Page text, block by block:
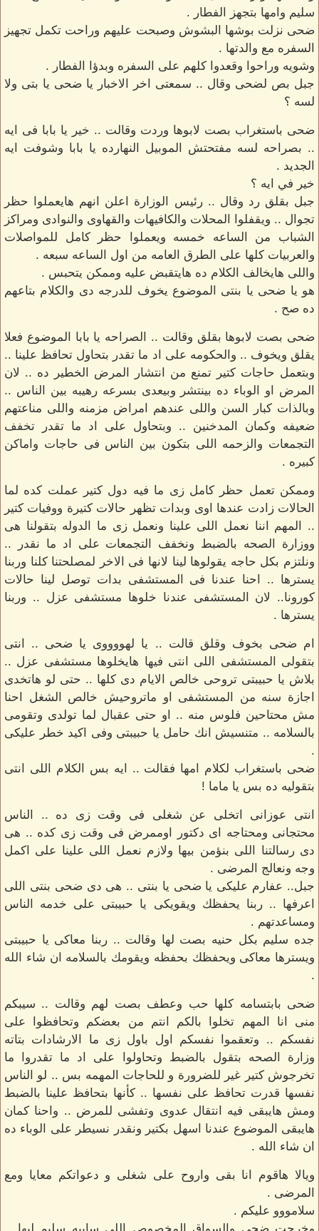
سليم وامها بتجهز الفطار .
ضحى نزلت بوشها البشوش وصبحت عليهم وراحت تكمل تجهيز
السفره مع والدتها .
وشويه وراحوا وقعدوا كلهم على السفره وبدؤا الفطار .
جبل بص لضحى وقال .. سمعتى اخر الاخبار يا ضحى يا بتى ولا
لسه ؟
ضحى باستغراب بصت لابوها وردت وقالت .. خير يا بابا فى ايه
.. بصراحه لسه مفتحتش الموبيل النهارده يا بابا وشوفت ايه
الجديد .
خير في ايه ؟
جبل بقلق رد وقال .. رئيس الوزارة اعلن انهم هايعملوا حظر
تجوال .. ويقفلوا المحلات والكافيهات والقهاوى والنوادى ومراكز
الشباب من الساعه خمسه ويعملوا حظر كامل للمواصلات
والعربيات كلها على الطرق العامه من اول الساعه سبعه .
واللى هايخالف الكلام ده هايتقبض عليه وممكن يتحبس .
هو يا ضحى يا بنتى الموضوع يخوف للدرجه دى والكلام بتاعهم
ده صح .
ضحى بصت لابوها بقلق وقالت .. الصراحه يا بابا الموضوع فعلا
يقلق ويخوف .. والحكومه على اد ما تقدر بتحاول تحافظ علينا ..
وبتعمل حاجات كتير تمنع من انتشار المرض الخطير ده .. لان
المرض او الوباء ده بينتشر وبيعدى بسرعه رهيبه بين الناس ..
وبالذات كبار السن واللى عندهم امراض مزمنه واللى مناعتهم
ضعيفه وكمان المدخنين .. وبتحاول على اد ما تقدر تخفف
التجمعات والزحمه اللى بتكون بين الناس فى حاجات واماكن
كبيره .
وممكن تعمل حظر كامل زى ما فيه دول كتير عملت كده لما
الحالات زادت عندها اوى وبدات تظهر حالات كتيرة ووفيات كتير
.. المهم اننا نعمل اللى علينا ونعمل زى ما الدوله بتقولنا هى
ووزارة الصحه بالضبط ونخفف التجمعات على اد ما نقدر ..
ونلتزم بكل حاجه يقولوها لينا لانها فى الاخر لمصلحتنا كلنا وربنا
يسترها .. احنا عندنا فى المستشفى بدات توصل لينا حالات
كورونا.. لان المستشفى عندنا خلوها مستشفى عزل .. وربنا
يسترها .
ام ضحى بخوف وقلق قالت .. يا لهووووى يا ضحى .. انتى
بتقولى المستشفى اللى انتى فيها هايخلوها مستشفى عزل ..
بلاش يا حبيبتى تروحى خالص الايام دى كلها .. حتى لو هاتخدى
اجازة سنه من المستشفى او ماتروحيش خالص الشغل احنا
مش محتاحين فلوس منه .. او حتى عقبال لما تولدى وتقومى
بالسلامه .. متنسيش انك حامل يا حبيبتى وفى اكيد خطر عليكى
.
ضحى باستغراب لكلام امها فقالت .. ايه بس الكلام اللى انتى
بتقوليه ده بس يا ماما !
انتى عوزانى اتخلى عن شغلى فى وقت زى ده .. الناس
محتجانى ومحتاجه اى دكتور اوممرض فى وقت زى كده .. هى
دى رسالتنا اللى بنؤمن بيها ولازم نعمل اللى علينا على اكمل
وجه ونعالج المرضى .
جبل.. عفارم عليكى يا ضحى يا بنتى .. هى دى ضحى بنتى اللى
اعرفها .. ربنا يحفظك ويقويكى يا حبيبتى على خدمه الناس
ومساعدتهم .
جده سليم بكل حنيه بصت لها وقالت .. ربنا معاكى يا حبيبتى
ويسترها معاكى ويحفظك بحفظه ويقومك بالسلامه ان شاء الله
.
ضحى بابتسامه كلها حب وعطف بصت لهم وقالت .. سيبكم
منى انا المهم تخلوا بالكم انتم من بعضكم وتحافظوا على
نفسكم .. وتعقموا نفسكم اول باول زى ما الارشادات بتاته
وزارة الصحه بتقول بالضبط وتحاولوا على اد ما تقدروا ما
تخرجوش كتير غير للضرورة و للحاجات المهمه بس .. لو الناس
نفسها قدرت تحافظ على نفسها .. كأنها بتحافظ علينا بالضبط
ومش هايبقى فيه انتقال عدوى وتفشى للمرض .. واحنا كمان
هايبقى الموضوع عندنا اسهل بكتير ونقدر نسيطر على الوباء ده
ان شاء الله .
ويالا هاقوم انا بقى واروح على شغلى و دعواتكم معايا ومع
المرضى .
سلامووو عليكم .